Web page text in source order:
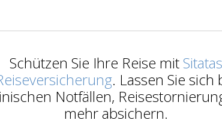
Schützen Sie Ihre Reise mitSitatas
. Lassen Sie sich
Notfällen,
mehr absichern.